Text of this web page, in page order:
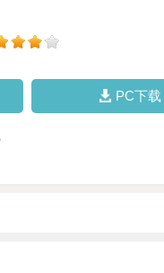
PC下载